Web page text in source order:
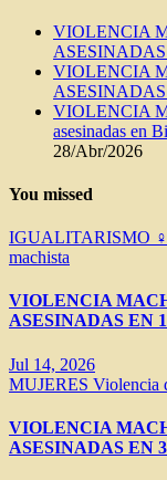
VIOLENCIA
VIOLENCIA
VIOLENCIA
asesinadas en
28/Abr/2026
You missed
IGUALITARISMO
machista
VIOLENCIA
ASESINADAS EN
Jul 14, 2026
MUJERES Violencia
VIOLENCIA
ASESINADAS EN